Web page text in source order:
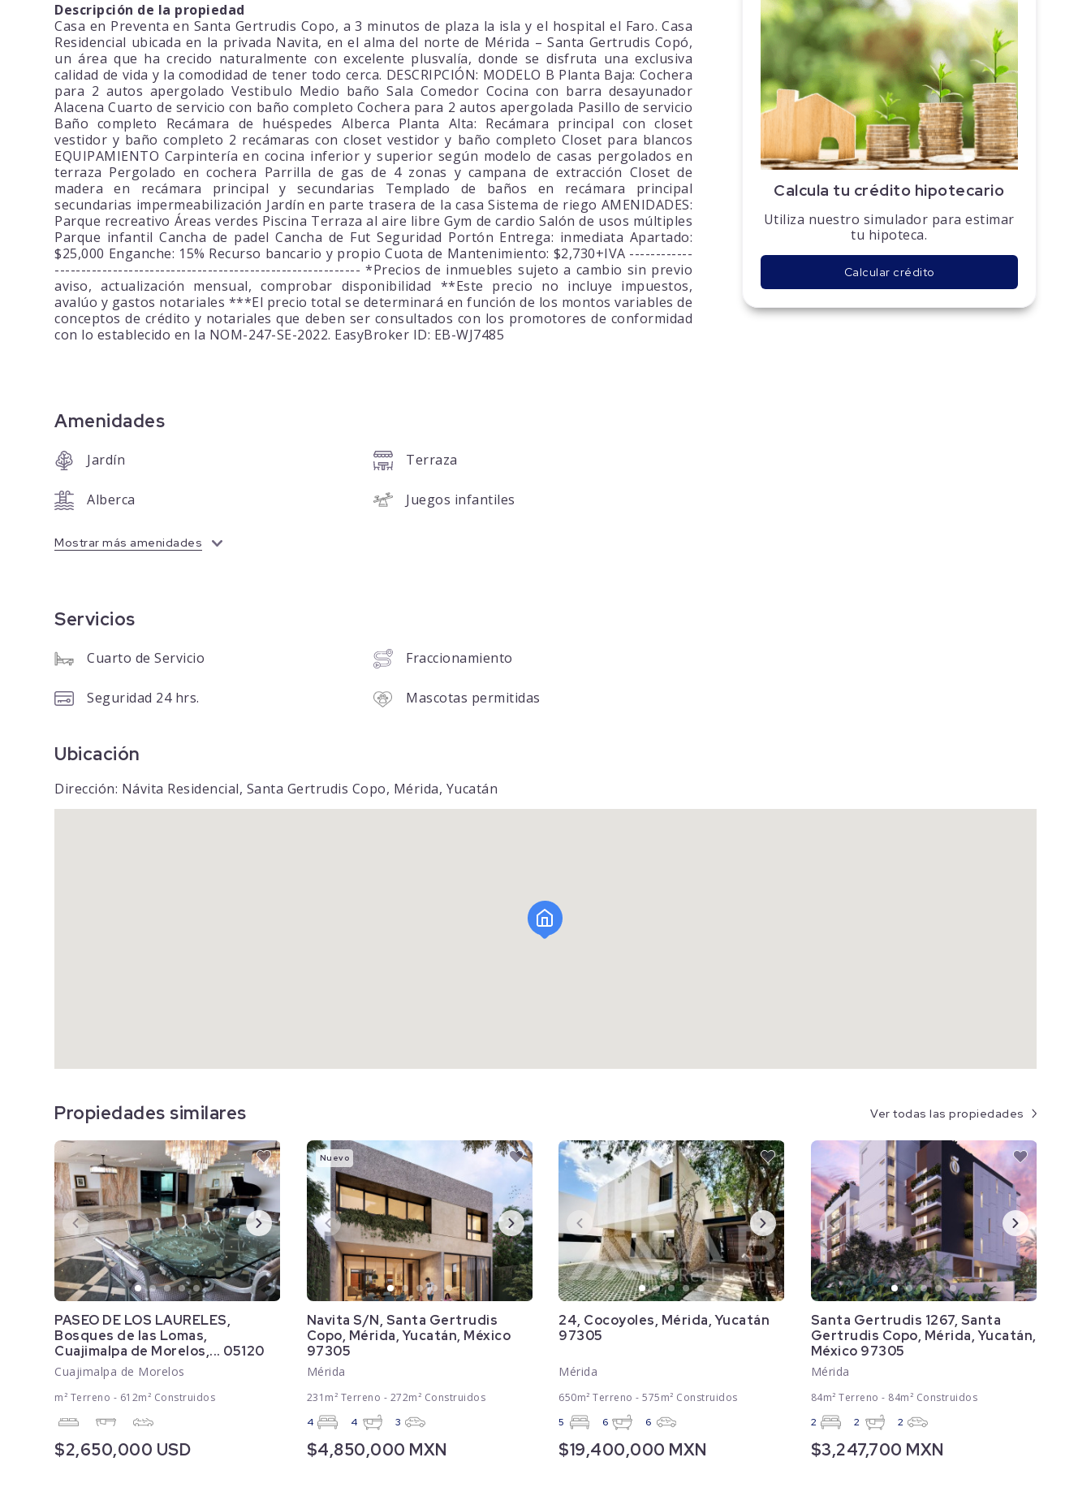
Descripción de la propiedad
Casa en Preventa en Santa Gertrudis Copo, a 3 minutos de plaza la isla y el hospital el Faro. Casa
Residencial ubicada en la privada Navita, en el alma del norte de Mérida – Santa Gertrudis Copó,
un área que ha crecido naturalmente con excelente plusvalía, donde se disfruta una exclusiva
calidad de vida y la comodidad de tener todo cerca. DESCRIPCIÓN: MODELO B Planta Baja: Cochera
para 2 autos apergolado Vestibulo Medio baño Sala Comedor Cocina con barra desayunador
Alacena Cuarto de servicio con baño completo Cochera para 2 autos apergolada Pasillo de servicio
Baño completo Recámara de huéspedes Alberca Planta Alta: Recámara principal con closet
vestidor y baño completo 2 recámaras con closet vestidor y baño completo Closet para blancos
EQUIPAMIENTO Carpintería en cocina inferior y superior según modelo de casas pergolados en
terraza Pergolado en cochera Parrilla de gas de 4 zonas y campana de extracción Closet de
madera en recámara principal y secundarias Templado de baños en recámara principal
secundarias impermeabilización Jardín en parte trasera de la casa Sistema de riego AMENIDADES:
Parque recreativo Áreas verdes Piscina Terraza al aire libre Gym de cardio Salón de usos múltiples
Parque infantil Cancha de padel Cancha de Fut Seguridad Portón Entrega: inmediata Apartado:
$25,000 Enganche: 15% Recurso bancario y propio Cuota de Mantenimiento: $2,730+IVA ------------
---------------------------------------------------------- *Precios de inmuebles sujeto a cambio sin previo
aviso, actualización mensual, comprobar disponibilidad **Este precio no incluye impuestos,
avalúo y gastos notariales ***El precio total se determinará en función de los montos variables de
conceptos de crédito y notariales que deben ser consultados con los promotores de conformidad
con lo establecido en la NOM-247-SE-2022. EasyBroker ID: EB-WJ7485
Calcula tu crédito hipotecario
Utiliza nuestro simulador para estimar
tu hipoteca.
Calcular crédito
Amenidades
Jardín Terraza
Alberca Juegos infantiles
Mostrar más amenidades
Servicios
Cuarto de Servicio Fraccionamiento
Seguridad 24 hrs. Mascotas permitidas
Ubicación
Dirección: Návita Residencial, Santa Gertrudis Copo, Mérida, Yucatán
Propiedades similares
PASEO DE LOS LAURELES,
Bosques de las Lomas,
Cuajimalpa de Morelos,... 05120
Cuajimalpa de Morelos
m² Terreno - 612m² Construidos
$2,650,000 USD
Navita S/N, Santa Gertrudis
Copo, Mérida, Yucatán, México
97305
Mérida
231m² Terreno - 272m² Construidos
4 4 3
$4,850,000 MXN
Nuevo
24, Cocoyoles, Mérida, Yucatán
97305
Mérida
650m² Terreno - 575m² Construidos
5 6 6
$19,400,000 MXN
Santa Gertrudis 1267, Santa
Gertrudis Copo, Mérida, Yucatán,
México 97305
Mérida
84m² Terreno - 84m² Construidos
2 2 2
$3,247,700 MXN
Ver todas las propiedades